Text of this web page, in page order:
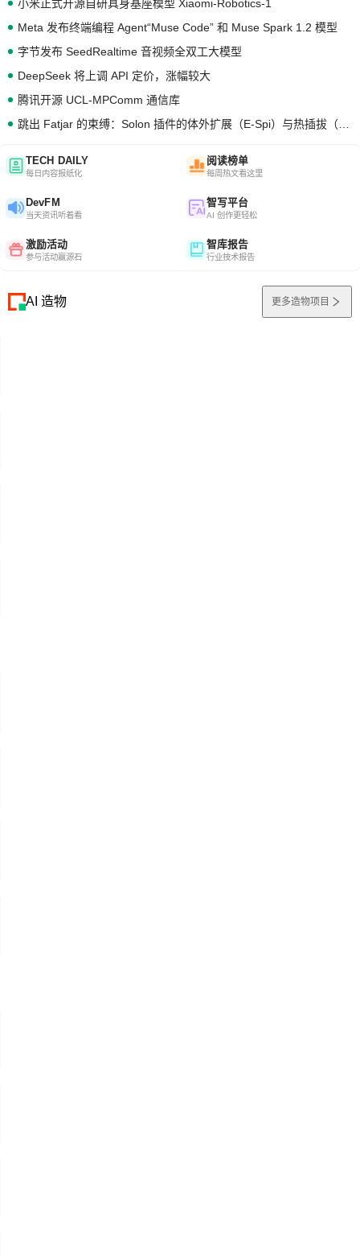
小米正式开源自研具身基座模型 Xiaomi-Robotics-1
Meta 发布终端编程 Agent“Muse Code” 和 Muse Spark 1.2 模型
字节发布 SeedRealtime 音视频全双工大模型
DeepSeek 将上调 API 定价，涨幅较大
腾讯开源 UCL-MPComm 通信库
TECH DAILY
每日内容报纸化
阅读榜单
每周热文看这里
DevFM
当天资讯听着看
智写平台
AI 创作更轻松
激励活动
参与活动赢源石
智库报告
行业技术报告
AI 造物 更多造物项目